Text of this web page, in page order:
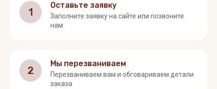
1
Оставьте заявку
Заполните заявку на сайте или позвоните
нам
2
Мы перезваниваем
Перезваниваем вам и обговариваем детали
заказа